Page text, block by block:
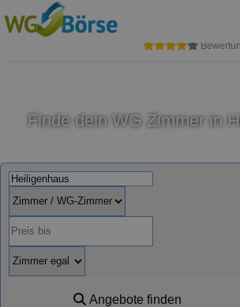
Finde dein WG Zimmer in
Angebote finden